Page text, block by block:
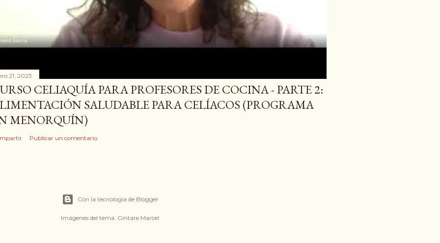
21, 2023
CELIAQUÍA PARA PROFESORES DE COCINA - PARTE 2:
SALUDABLE PARA CELÍACOS (PROGRAMA
MENORQUÍN)
Publicar un comentario
Con la tecnología de Blogger
Imágenes del tema: Gintare Marcel